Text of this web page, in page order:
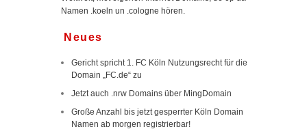
Namen .koeln un .cologne hören.
Neues
Gericht spricht 1. FC Köln Nutzungsrecht für die
Domain „FC.de“ zu
Jetzt auch .nrw Domains über MingDomain
Große Anzahl bis jetzt gesperrter Köln Domain
Namen ab morgen registrierbar!